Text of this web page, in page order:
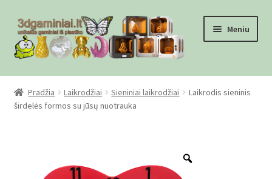
Pereiti
prie
meniu
Pereiti
prie
turinio
Meniu
Pradžia
Checkout
Informacija
Pradžia Laikrodžiai Sieniniai laikrodžiai
Laikrodis sieninis
širdelės formos su jūsų nuotrauka